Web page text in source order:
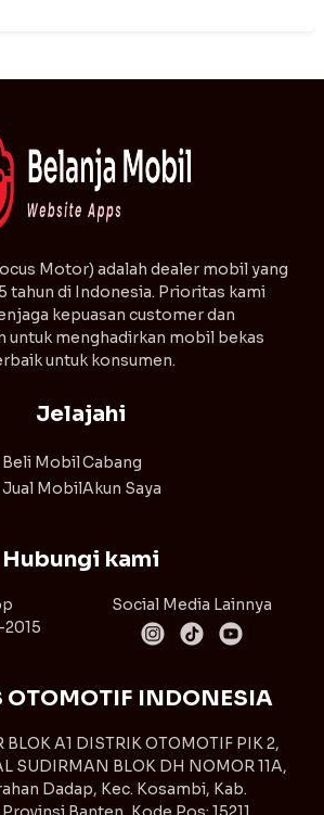
Motor) adalah dealer mobil yang
tahun di Indonesia. Prioritas kami
kepuasan customer dan
untuk menghadirkan mobil bekas
untuk konsumen.
Jelajahi
Beli Mobil
Jual Mobil
Cabang
Akun Saya
Hubungi kami
Social Media Lainnya
OTOMOTIF INDONESIA
BLOK A1 DISTRIK OTOMOTIF PIK 2,
SUDIRMAN BLOK DH NOMOR 11A,
Dadap, Kec. Kosambi, Kab.